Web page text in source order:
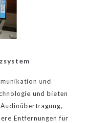
und
und bieten
Entfernungen für